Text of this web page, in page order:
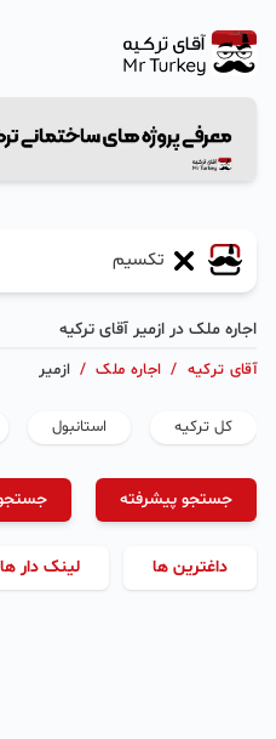
اجاره ملک در ازمیر آقای ترکیه
آقای ترکیه / اجاره ملک / ازمیر
کل ترکیه استانبول
جستجو پیشرفته
داغترین ها لینک دار ها